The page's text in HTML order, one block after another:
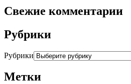
Свежие комментарии
Рубрики
Рубрики
Метки